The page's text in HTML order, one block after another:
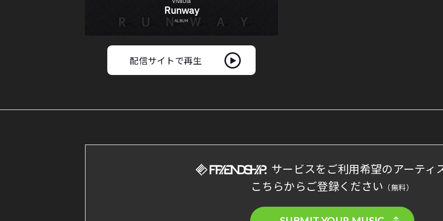
配信サイトで再生
サービスをご利用希望のアーティ
こちらからご登録ください （無料）